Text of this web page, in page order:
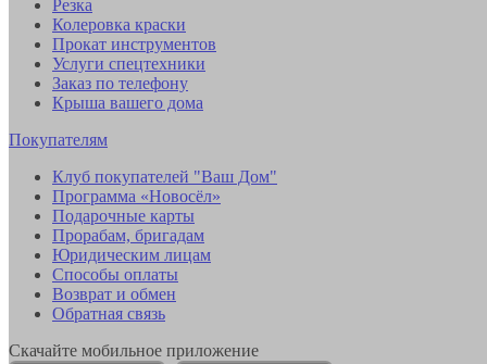
Резка
Колеровка краски
Прокат инструментов
Услуги спецтехники
Заказ по телефону
Крыша вашего дома
Покупателям
Клуб покупателей "Ваш Дом"
Программа «Новосёл»
Подарочные карты
Прорабам, бригадам
Юридическим лицам
Способы оплаты
Возврат и обмен
Обратная связь
Скачайте мобильное приложение